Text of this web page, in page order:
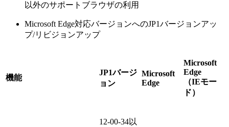
以外のサポートブラウザの利用
Microsoft Edge対応バージョンへのJP1バージョンアッ
プ/リビジョンアップ
機能
JP1バージ
ョン
Microsoft
Edge
Microsoft
Edge
（IEモー
ド）
12-00-34以